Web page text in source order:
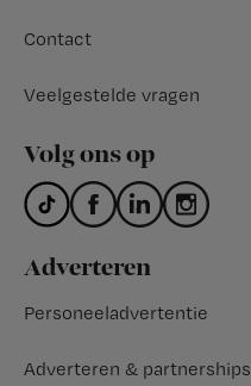
Contact
Veelgestelde vragen
Volg ons op
Adverteren
Personeeladvertentie
Adverteren & partnerships